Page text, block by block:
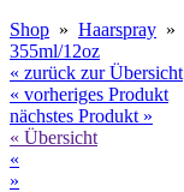
Shop » Haarspray »
355ml/12oz
« zurück zur Übersicht
« vorheriges Produkt
nächstes Produkt »
« Übersicht
«
»